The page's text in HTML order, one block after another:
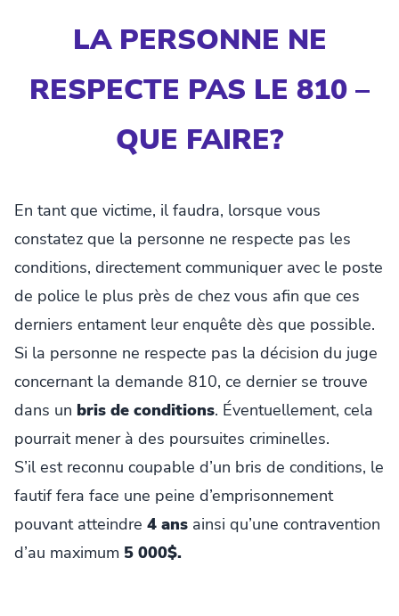
LA PERSONNE NE
RESPECTE PAS LE 810 –
QUE FAIRE?
En tant que victime, il faudra, lorsque vous
constatez que la personne ne respecte pas les
conditions, directement communiquer avec le poste
de police le plus près de chez vous afin que ces
derniers entament leur enquête dès que possible.
Si la personne ne respecte pas la décision du juge
concernant la demande 810, ce dernier se trouve
dans un bris de conditions. Éventuellement, cela
pourrait mener à des poursuites criminelles.
S’il est reconnu coupable d’un bris de conditions, le
fautif fera face une peine d’emprisonnement
pouvant atteindre 4 ans ainsi qu’une contravention
d’au maximum 5 000$.